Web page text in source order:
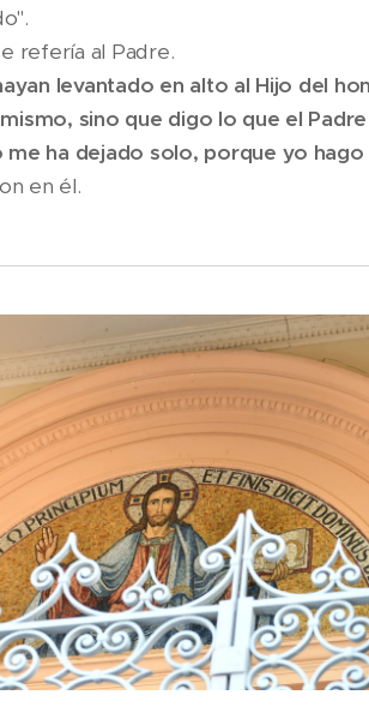
refería al Padre.
levantado en alto al Hijo del
sino que digo lo que el
ha dejado solo, porque yo
en él.